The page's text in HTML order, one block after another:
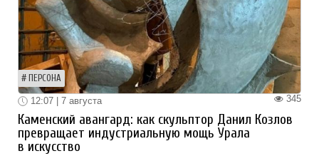
ПЕРСОНА
345
12:07 | 7 августа
Каменский авангард: как скульптор Данил Козлов
превращает индустриальную мощь Урала
в искусство